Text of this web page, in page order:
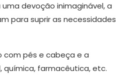
devoção inimaginável, a
para suprir as necessidades
com pés e cabeça e a
química, farmacêutica, etc.